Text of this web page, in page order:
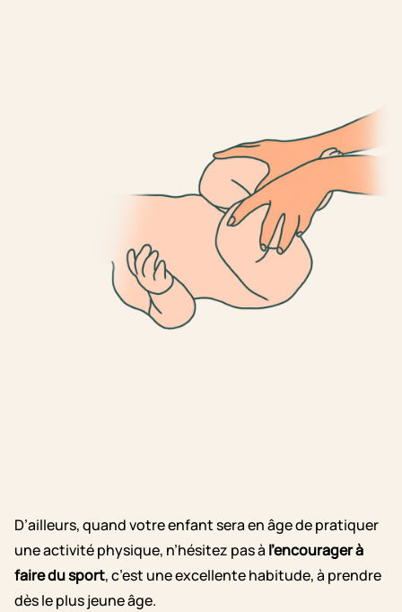
D’ailleurs, quand votre enfant sera en âge de pratiquer
une activité physique, n’hésitez pas à l’encourager à
faire du sport, c’est une excellente habitude, à prendre
dès le plus jeune âge.